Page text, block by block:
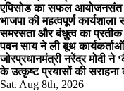
एपिसोड का सफल आयोजनसंत
भाजपा की महत्वपूर्ण
समरसता और बंधुत्व का
पवन साय ने ली बूथ
जोरप्रधानमंत्री नरेंद्र मोदी
के उत्कृष्ट प्रयासों की सराहना
Sat. Aug 8th, 2026